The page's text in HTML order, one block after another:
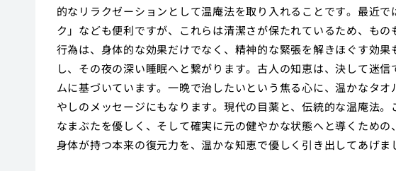
的なリラクゼーションとして温庵法を取り入れることです。最近
ク」なども便利ですが、これらは清潔さが保たれているため、も
行為は、身体的な効果だけでなく、精神的な緊張を解きほぐす効
し、その夜の深い睡眠へと繋がります。古人の知恵は、決して迷
ムに基づいています。一晩で治したいという焦る心に、温かなタ
やしのメッセージにもなります。現代の目薬と、伝統的な温庵法
なまぶたを優しく、そして確実に元の健やかな状態へと導くため
身体が持つ本来の復元力を、温かな知恵で優しく引き出してあげま